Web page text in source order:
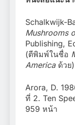
Schalkwijk-
Mushrooms
Publishing,
(ตีพิมพ์ในชื่อ
Americaด้วย
Arora, D.
ที่ 2. Ten
959 หน้า